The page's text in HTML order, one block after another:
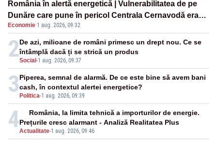
România în alertă energetică | Vulnerabilitatea de pe
Dunăre care pune în pericol Centrala Cernavodă era
cunoscută de pe vremea lui Ceaușescu
Economie·1 aug. 2026, 09:32
2Social -1 aug. 2026, 09:37
De azi, milioane de români primesc un drept nou. Ce se
întâmplă dacă ți se strică un produs
3 Politica-1 aug. 2026, 09:39
Piperea, semnal de alarmă. De ce este bine să avem bani
cash, în contextul alertei energetice?
4Actualitate-1 aug. 2026, 09:46
România, la limita tehnică a importurilor de energie.
Prețurile cresc alarmant - Analiză Realitatea Plus